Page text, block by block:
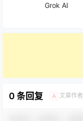
Grok AI
0 条回复 A 文章作者